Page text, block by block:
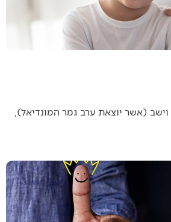
(אשר יוצאת ערב גמר המונדיאל),